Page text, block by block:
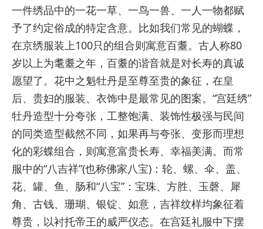
一件绣品中的一花一草、一鸟一兽、一人一物都赋
予了约定俗成的特定含意。比如我们常见的蝴蝶，
在京绣服装上100只的组合则寓意百耋。古人称80
岁以上为耄耋之年，百耋的谐音就是对长寿的真诚
愿望了。花中之魁牡丹是至尊至贵的象征，在皇
后、贵妇的服装、衣饰中是最常见的图案。“宫廷绣”
牡丹造型十分夸张，工整饱满、装饰性极强与民间
的同类造型截然不同，如果再与夸张、变形而理想
化的彩蝶组合，则寓意富贵长寿、幸福美满。而常
服中的“八吉祥”(也称佛家八宝)：轮、螺、伞、盖、
花、罐、鱼、肠和“八宝”：宝珠、方胜、玉磬、犀
角、古钱、珊瑚、银锭、如意，吉祥纹样均象征着
尊贵，以衬托帝王的威严仪态。在宫廷礼服中下摆